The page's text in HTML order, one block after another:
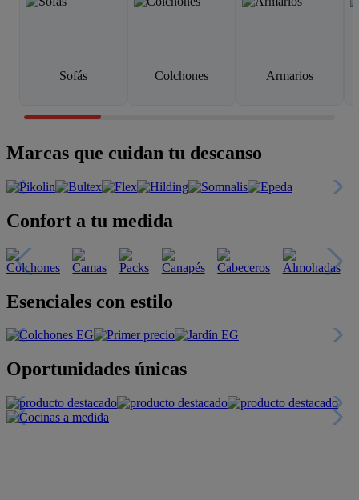
Sofás Colchones Armarios
Marcas que cuidan tu descanso
Confort a tu medida
Esenciales con estilo
Oportunidades únicas